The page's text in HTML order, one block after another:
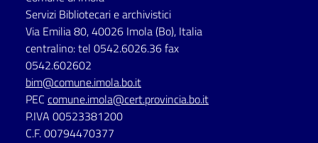
Seguici
su
Servizi Bibliotecari e archivistici
Via Emilia 80, 40026 Imola (Bo), Italia
centralino: tel 0542.6026.36 fax
0542.602602
bim@comune.imola.bo.it
PEC comune.imola@cert.provincia.bo.it
P.IVA 00523381200
C.F. 00794470377